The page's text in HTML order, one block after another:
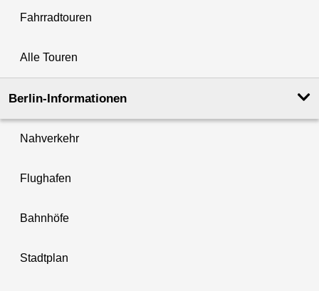
Fahrradtouren
Alle Touren
Berlin-Informationen
Nahverkehr
Flughafen
Bahnhöfe
Stadtplan